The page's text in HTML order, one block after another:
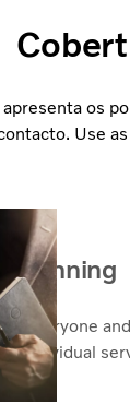
apresenta os
Use
running
everyone
individual